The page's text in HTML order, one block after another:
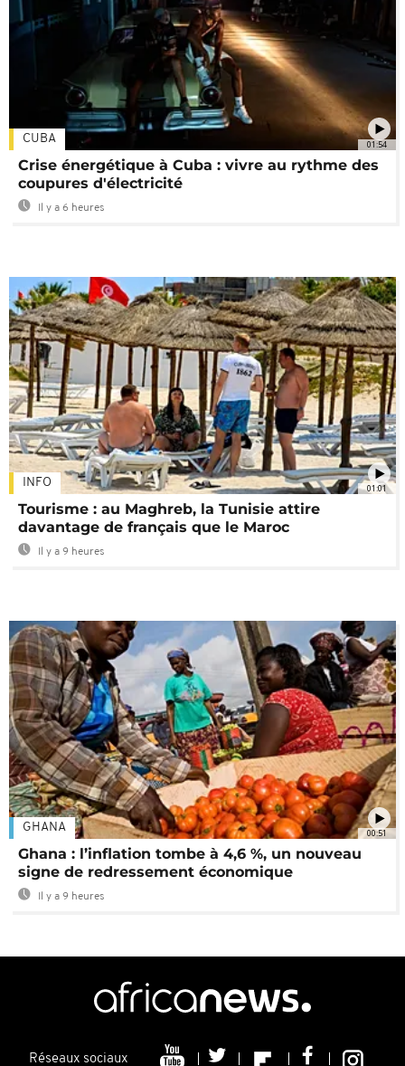
01:54
CUBA
Crise énergétique à Cuba : vivre au rythme des
coupures d'électricité
Il y a 6 heures
01:01
INFO
Tourisme : au Maghreb, la Tunisie attire
davantage de français que le Maroc
Il y a 9 heures
00:51
GHANA
Ghana : l’inflation tombe à 4,6 %, un nouveau
signe de redressement économique
Il y a 9 heures
Réseaux sociaux